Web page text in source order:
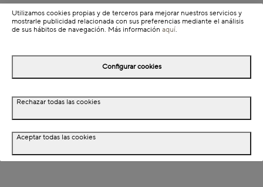
Detalles del producto
Información de envío
Detalles del producto
Descripción
Utilizamos cookies propias y de terceros para mejorar nuestros servicios y
mostrarle publicidad relacionada con sus preferencias mediante el análisis
de sus hábitos de navegación. Más información aquí.
Configurar cookies
Rechazar todas las cookies
Aceptar todas las cookies